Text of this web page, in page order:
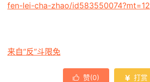
fen-lei-cha-zhao/id583550074?mt=12
来自“反”斗限免
 赞(0)  打赏